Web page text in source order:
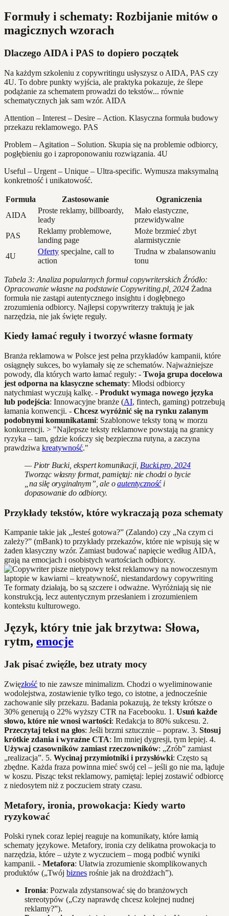
Formuły i schematy: Rozbijanie mitów o
magicznych wzorach
Dlaczego AIDA i PAS to dopiero początek
Na każdym szkoleniu z copywritingu usłyszysz o AIDA, PAS czy
4U. To dobre punkty wyjścia, ale praktyka pokazuje, że ślepe
podążanie za schematem prowadzi do tekstów... równie
schematycznych jak sam wzór. AIDA
Attention – Interest – Desire – Action. Klasyczna formuła budowy
przekazu reklamowego. PAS
Problem – Agitation – Solution. Skupia się na problemie odbiorcy,
pogłębieniu go i zaproponowaniu rozwiązania. 4U
Useful – Urgent – Unique – Ultra-specific. Wymusza maksymalną
konkretność i unikatowość.
Formuła Zastosowanie
Ograniczenia
AIDA
Proste reklamy, billboardy,
leady
Mało elastyczne,
przewidywalne
PAS
Reklamy problemowe,
landing page
Może brzmieć zbyt
alarmistycznie
4U
Oferty specjalne, call to
action
Trudna w zbalansowaniu
tonu
Tabela 3: Analiza popularnych formuł copywriterskich Źródło:
Opracowanie własne na podstawie Copywriting.pl, 2024 Żadna
formuła nie zastąpi autentycznego insightu i dogłębnego
zrozumienia odbiorcy. Najlepsi copywriterzy traktują je jak
narzędzia, nie jak święte reguły.
Kiedy łamać reguły i tworzyć własne formaty
Branża reklamowa w Polsce jest pełna przykładów kampanii, które
osiągnęły sukces, bo wyłamały się ze schematów. Najważniejsze
powody, dla których warto łamać reguły: - Twoja grupa docelowa
jest odporna na klasyczne schematy: Młodsi odbiorcy
natychmiast wyczują kalkę. - Produkt wymaga nowego języka
lub podejścia: Innowacyjne branże (AI, fintech, gaming) potrzebują
łamania konwencji. - Chcesz wyróżnić się na rynku zalanym
podobnymi komunikatami: Szablonowe teksty toną w morzu
konkurencji. > "Najlepsze teksty reklamowe powstają na granicy
ryzyka – tam, gdzie kończy się bezpieczna rutyna, a zaczyna
prawdziwa kreatywność."
— Piotr Bucki, ekspert komunikacji, Bucki.pro, 2024
Tworząc własny format, pamiętaj: nie chodzi o bycie
„na siłę oryginalnym”, ale oautentycznośći
dopasowanie do odbiorcy.
Przykłady tekstów, które wykraczają poza schematy
Kampanie takie jak „Jesteś gotowa?” (Zalando) czy „Na czym ci
zależy?” (mBank) to przykłady przekazów, które nie wpisują się w
żaden klasyczny wzór. Zamiast budować napięcie według AIDA,
grają na emocjach i osobistych wartościach odbiorcy.
Te formaty działają, bo są szczere i odważne. Wyróżniają się nie
konstrukcją, lecz autentycznym przesłaniem i zrozumieniem
kontekstu kulturowego.
Język, który tnie jak brzytwa: Słowa,
rytm, emocje
Jak pisać zwięźle, bez utraty mocy
Zwięzłość to nie zawsze minimalizm. Chodzi o wyeliminowanie
wodolejstwa, zostawienie tylko tego, co istotne, a jednocześnie
zachowanie siły przekazu. Badania pokazują, że teksty krótsze o
30% generują o 22% wyższy CTR na Facebooku. 1. Usuń każde
słowo, które nie wnosi wartości: Redakcja to 80% sukcesu. 2.
Przeczytaj tekst na głos: Jeśli brzmi sztucznie – popraw. 3. Stosuj
krótkie zdania i wyraźne CTA: Im mniej dygresji, tym lepiej. 4.
Używaj czasowników zamiast rzeczowników: „Zrób” zamiast
„realizacja”. 5. Wycinaj przymiotniki i przysłówki: Często są
zbędne. Każda fraza powinna mieć swój cel – jeśli go nie ma, ląduje
w koszu. Pisząc tekst reklamowy, pamiętaj: lepiej zostawić odbiorcę
z niedosytem niż z poczuciem straty czasu.
Metafory, ironia, prowokacja: Kiedy warto
ryzykować
Polski rynek coraz lepiej reaguje na komunikaty, które łamią
schematy językowe. Metafory, ironia czy delikatna prowokacja to
narzędzia, które – użyte z wyczuciem – mogą podbić wyniki
kampanii. - Metafora: Ułatwia zrozumienie skomplikowanych
produktów („Twój biznes rośnie jak na drożdżach”).
Ironia: Pozwala zdystansować się do branżowych
stereotypów („Czy naprawdę chcesz kolejnej nudnej
reklamy?”).